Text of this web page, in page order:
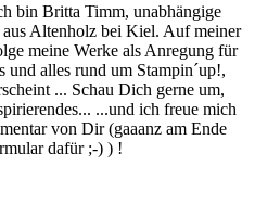
bin Britta Timm, unabhängige
Altenholz bei Kiel. Auf meiner
meine Werke als Anregung für
alles rund um Stampin´up!,
... Schau Dich gerne um,
...und ich freue mich
von Dir (gaaanz am Ende
dafür ;-) ) !